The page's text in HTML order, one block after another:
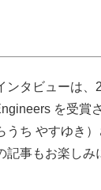
ンタビューは、
を受賞
うち やすゆき）
記事もお楽しみ